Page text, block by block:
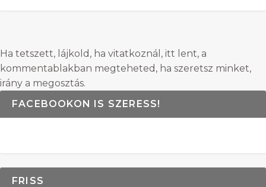
Ha tetszett, lájkold, ha vitatkoznál, itt lent, a
kommentablakban megteheted, ha szeretsz minket,
irány a megosztás.
FACEBOOKON IS SZERESS!
FRISS